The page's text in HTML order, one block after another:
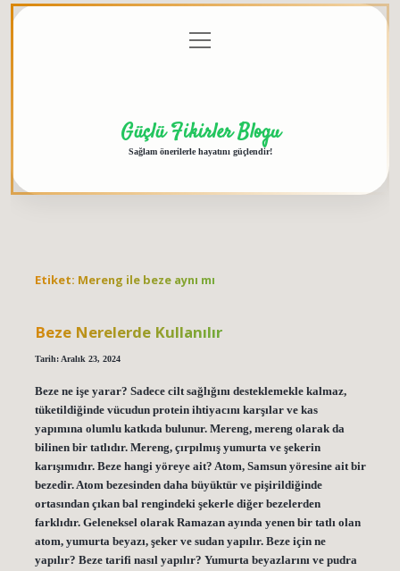
menüyü
aç
Güçlü Fikirler Blogu
Sağlam önerilerle hayatını güçlendir!
Etiket: Mereng ile beze aynı mı
Beze Nerelerde Kullanılır
Tarih: Aralık 23, 2024
Beze ne işe yarar? Sadece cilt sağlığını desteklemekle kalmaz,
tüketildiğinde vücudun protein ihtiyacını karşılar ve kas
yapımına olumlu katkıda bulunur. Mereng, mereng olarak da
bilinen bir tatlıdır. Mereng, çırpılmış yumurta ve şekerin
karışımıdır. Beze hangi yöreye ait? Atom, Samsun yöresine ait bir
bezedir. Atom bezesinden daha büyüktür ve pişirildiğinde
ortasından çıkan bal rengindeki şekerle diğer bezelerden
farklıdır. Geleneksel olarak Ramazan ayında yenen bir tatlı olan
atom, yumurta beyazı, şeker ve sudan yapılır. Beze için ne
yapılır? Beze tarifi nasıl yapılır? Yumurta beyazlarını ve pudra